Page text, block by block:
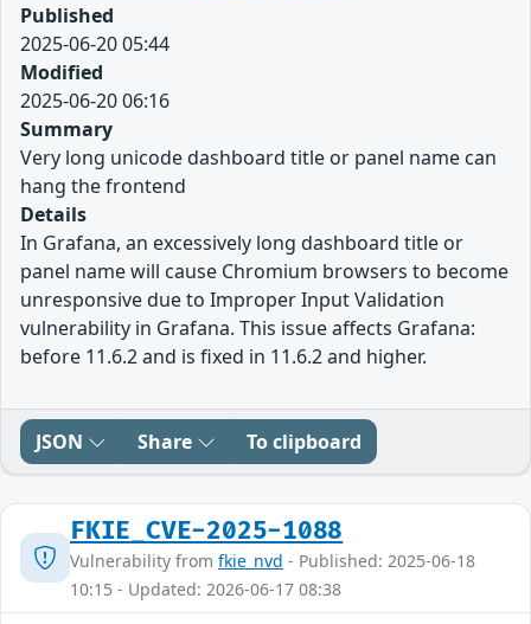
Published
2025-06-20 05:44
Modified
2025-06-20 06:16
Summary
Very long unicode dashboard title or panel name can
hang the frontend
Details
In Grafana, an excessively long dashboard title or
panel name will cause Chromium browsers to become
unresponsive due to Improper Input Validation
vulnerability in Grafana. This issue affects Grafana:
before 11.6.2 and is fixed in 11.6.2 and higher.
JSON Share To clipboard
FKIE_CVE-2025-1088
Vulnerability from fkie_nvd - Published: 2025-06-18
10:15 - Updated: 2026-06-17 08:38